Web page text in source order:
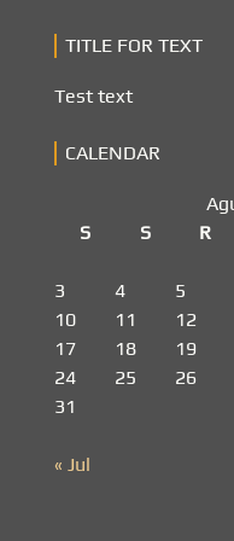
TITLE FOR TEXT
Test text
CALENDAR
S
S R
3
4 5
10
11 12
17
18 19
24
25 26
31
« Jul